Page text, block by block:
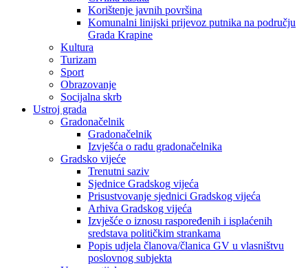
Korištenje javnih površina
Komunalni linijski prijevoz putnika na području
Grada Krapine
Kultura
Turizam
Sport
Obrazovanje
Socijalna skrb
Ustroj grada
Gradonačelnik
Gradonačelnik
Izvješća o radu gradonačelnika
Gradsko vijeće
Trenutni saziv
Sjednice Gradskog vijeća
Prisustvovanje sjednici Gradskog vijeća
Arhiva Gradskog vijeća
Izvješće o iznosu raspoređenih i isplaćenih
sredstava političkim strankama
Popis udjela članova/članica GV u vlasništvu
poslovnog subjekta